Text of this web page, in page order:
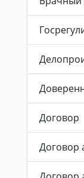
Договор
Договор